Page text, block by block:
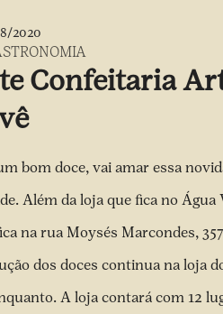
2020
Confeitaria
bom doce, vai amar essa
Além da loja que fica no
na rua Moysés Marcondes,
dos doces continua na loja
A loja contará com 12